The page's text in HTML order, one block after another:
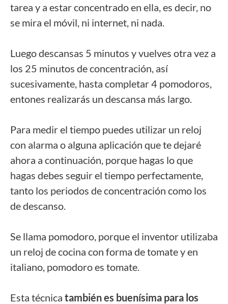
tarea y a estar concentrado en ella, es decir, no
se mira el móvil, ni internet, ni nada.
Luego descansas 5 minutos y vuelves otra vez a
los 25 minutos de concentración, así
sucesivamente, hasta completar 4 pomodoros,
entones realizarás un descansa más largo.
Para medir el tiempo puedes utilizar un reloj
con alarma o alguna aplicación que te dejaré
ahora a continuación, porque hagas lo que
hagas debes seguir el tiempo perfectamente,
tanto los periodos de concentración como los
de descanso.
Se llama pomodoro, porque el inventor utilizaba
un reloj de cocina con forma de tomate y en
italiano, pomodoro es tomate.
Esta técnica también es buenísima para los